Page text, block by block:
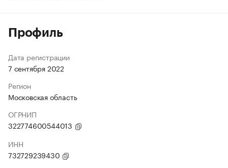
Профиль
Дата регистрации
7 сентября 2022
Регион
Московская область
ОГРНИП
322774600544013
ИНН
732729239430